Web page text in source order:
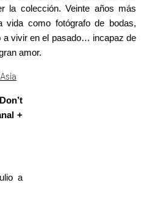
la colección. Veinte años más
vida como fotógrafo de bodas,
a vivir en el pasado… incapaz de
amor.
+
a